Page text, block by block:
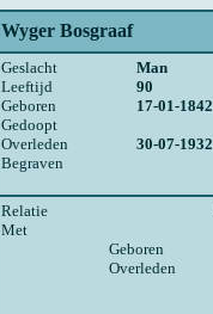
Wyger Bosgraaf
Geslacht
Man
Leeftijd
90
Geboren
17-01-1842
Gedoopt
Overleden
30-07-1932
Begraven
Relatie
Met
Geboren
Overleden